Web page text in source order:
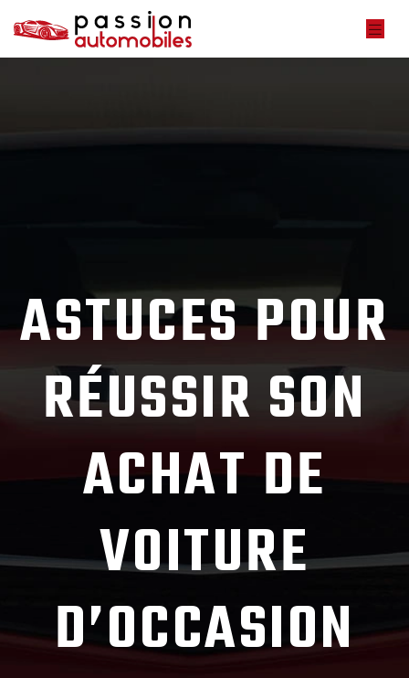
ASTUCES POUR
RÉUSSIR SON
ACHAT DE
VOITURE
D’OCCASION